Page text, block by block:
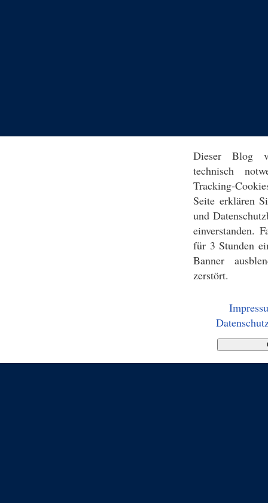
Dieser Blog
technisch
Tracking-
Seite erklären
und
einverstanden.
für 3 Stunden
Banner
zerstört.